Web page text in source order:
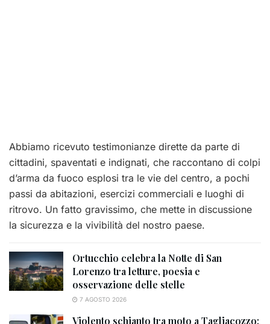
Abbiamo ricevuto testimonianze dirette da parte di
cittadini, spaventati e indignati, che raccontano di colpi
d’arma da fuoco esplosi tra le vie del centro, a pochi
passi da abitazioni, esercizi commerciali e luoghi di
ritrovo. Un fatto gravissimo, che mette in discussione
la sicurezza e la vivibilità del nostro paese.
Ortucchio celebra la Notte di San
Lorenzo tra letture, poesia e
osservazione delle stelle
7 AGOSTO 2026
Violento schianto tra moto a Tagliacozzo: